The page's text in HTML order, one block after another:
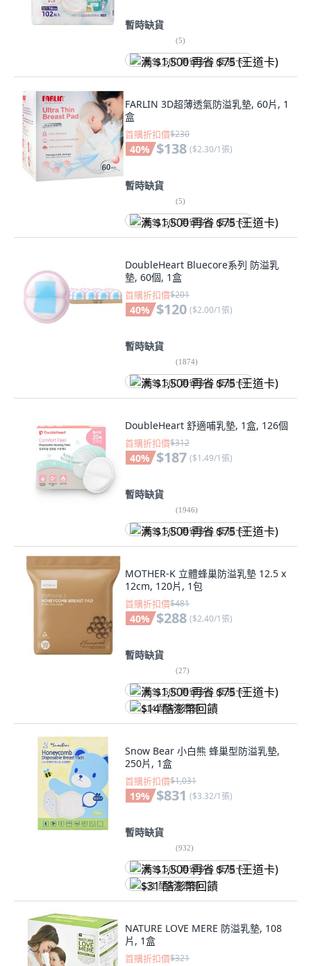
暫時缺貨
(5)
满 $1,500 再省 $75 (王道卡)
FARLIN 3D超薄透氣防溢乳墊, 60片, 1
盒
首購折扣價$230
40% $138 ($2.30/1張)
暫時缺貨
(5)
满 $1,500 再省 $75 (王道卡)
DoubleHeart Bluecore系列 防溢乳
墊, 60個, 1盒
首購折扣價$201
40% $120 ($2.00/1張)
暫時缺貨
(1874)
满 $1,500 再省 $75 (王道卡)
DoubleHeart 舒適哺乳墊, 1盒, 126個
首購折扣價$312
40% $187 ($1.49/1張)
暫時缺貨
(1946)
满 $1,500 再省 $75 (王道卡)
MOTHER-K 立體蜂巢防溢乳墊 12.5 x
12cm, 120片, 1包
首購折扣價$481
40% $288 ($2.40/1張)
暫時缺貨
(27)
满 $1,500 再省 $75 (王道卡)
$14 酷澎幣回饋
Snow Bear 小白熊 蜂巢型防溢乳墊,
250片, 1盒
首購折扣價$1,031
19% $831 ($3.32/1張)
暫時缺貨
(932)
满 $1,500 再省 $75 (王道卡)
$31 酷澎幣回饋
NATURE LOVE MERE 防溢乳墊, 108
片, 1盒
首購折扣價$321